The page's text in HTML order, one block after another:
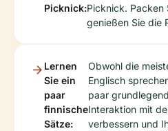
Picknick:Picknick. Packen
genießen Sie die
Lernen
Sie ein
paar
finnische
Sätze:
Obwohl die
Englisch
paar
Interaktion mit
verbessern und